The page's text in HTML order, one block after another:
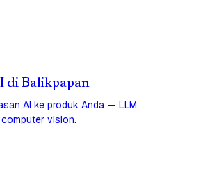
di Balikpapan
AI ke produk Anda — LLM,
vision.